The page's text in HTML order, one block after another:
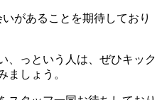
があることを期待しており
、っという人は、ぜひキック
ましょう。